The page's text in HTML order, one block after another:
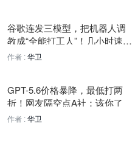
MiniMax H3 登顶 Design
字节跳动发布原生音视频全双
2 小时前
谷歌连发三模型，把机器人调
教成“全能打工人”！几小时速
配、从头控到脚，还能“组团”开
作者 : 华卫
GPT-5.6价格暴降，最低打两
折！网友隔空点A社：该你了
作者 : 华卫